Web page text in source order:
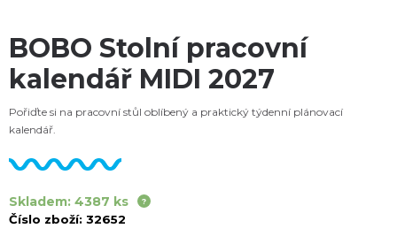
BOBO Stolní pracovní
kalendář MIDI 2027
Pořiďte si na pracovní stůl oblíbený a praktický týdenní plánovací
kalendář.
Skladem: 4387 ks
Číslo zboží: 32652